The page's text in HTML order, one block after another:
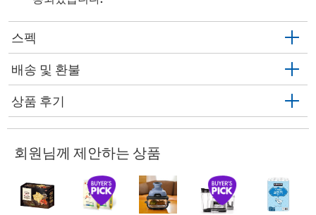
스펙
배송 및 환불
상품 후기
회원님께 제안하는 상품